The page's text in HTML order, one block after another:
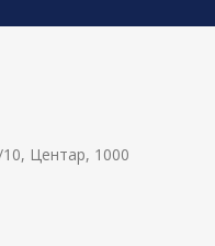
Центар, 1000